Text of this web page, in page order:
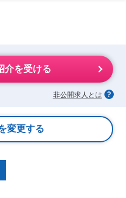
介を受ける
非公開求人とは
変更する